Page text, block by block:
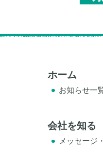
ホーム
お知らせ一
会社を知る
メッセージ